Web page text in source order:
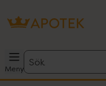
Meny
Sök